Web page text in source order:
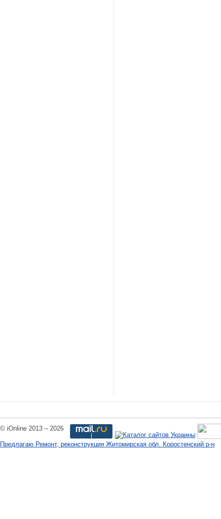
© iOnline 2013 – 2026
Предлагаю Ремонт, реконструкция Житомирская обл. Коростенский р-н